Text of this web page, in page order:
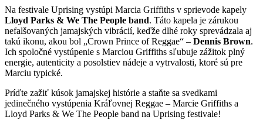
Na festivale Uprising vystúpi Marcia Griffiths v sprievode kapely
Lloyd Parks & We The People band. Táto kapela je zárukou
nefalšovaných jamajských vibrácií, keďže dlhé roky sprevádzala aj
takú ikonu, akou bol „Crown Prince of Reggae“ – Dennis Brown.
Ich spoločné vystúpenie s Marciou Griffiths sľubuje zážitok plný
energie, autenticity a posolstiev nádeje a vytrvalosti, ktoré sú pre
Marciu typické.
Príďte zažiť kúsok jamajskej histórie a staňte sa svedkami
jedinečného vystúpenia Kráľovnej Reggae – Marcie Griffiths a
Lloyd Parks & We The People band na Uprising festivale!